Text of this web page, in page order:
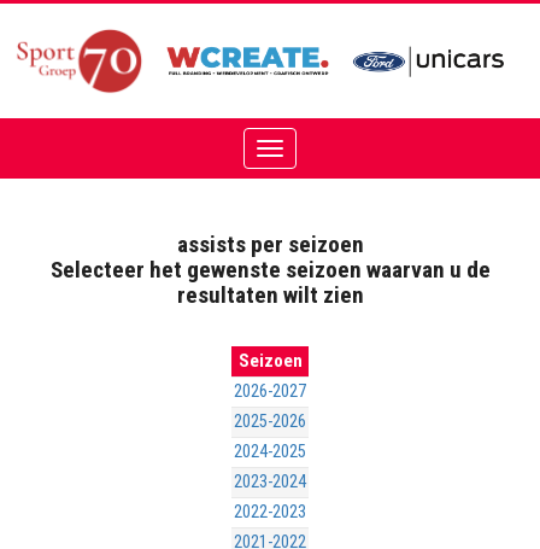
Toggle
navigation
assists per seizoen
Selecteer het gewenste seizoen waarvan u de
resultaten wilt zien
Seizoen
2026-2027
2025-2026
2024-2025
2023-2024
2022-2023
2021-2022